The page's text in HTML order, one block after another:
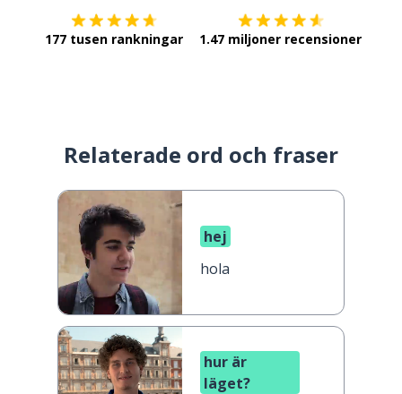
177 tusen rankningar 1.47 miljoner recensioner
Relaterade ord och fraser
hej
hola
hur är
läget?